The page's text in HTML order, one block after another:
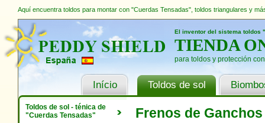
Aquí encuentra toldos para montar con "Cuerdas Tensadas", toldos triangulares y
El inventor del sistema toldos
TIENDA
para toldos y protección
Início Toldos de sol
Frenos de
Toldos de sol - ténica de
"Cuerdas Tensadas"